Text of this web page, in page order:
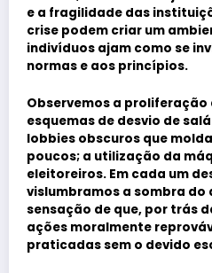
e a fragilidade das
crise podem criar um
indivíduos ajam como se
normas e aos princípios.
Observemos a proliferação
esquemas de desvio de
lobbies obscuros que
poucos; a utilização da
eleitoreiros. Em cada um
vislumbramos a sombra do
sensação de que, por trás
ações moralmente
praticadas sem o devido